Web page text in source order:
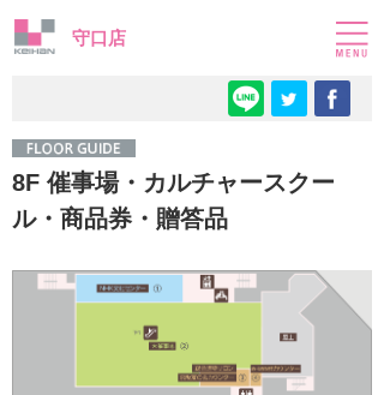
守口店
8F 催事場・カルチャースクー
ル・商品券・贈答品